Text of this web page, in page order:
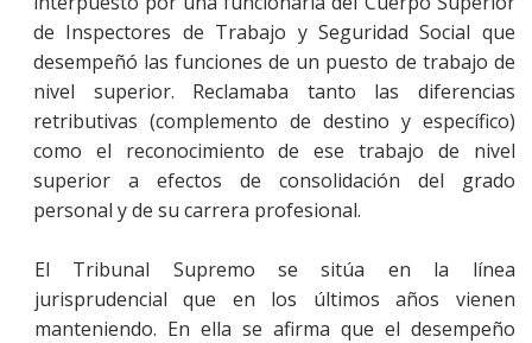
de Inspectores de Trabajo y Seguridad Social que
desempeñó las funciones de un puesto de trabajo de
nivel superior. Reclamaba tanto las diferencias
retributivas (complemento de destino y específico)
como el reconocimiento de ese trabajo de nivel
superior a efectos de consolidación del grado
personal y de su carrera profesional.
El Tribunal Supremo se sitúa en la línea
jurisprudencial que en los últimos años vienen
manteniendo. En ella se afirma que el desempeño